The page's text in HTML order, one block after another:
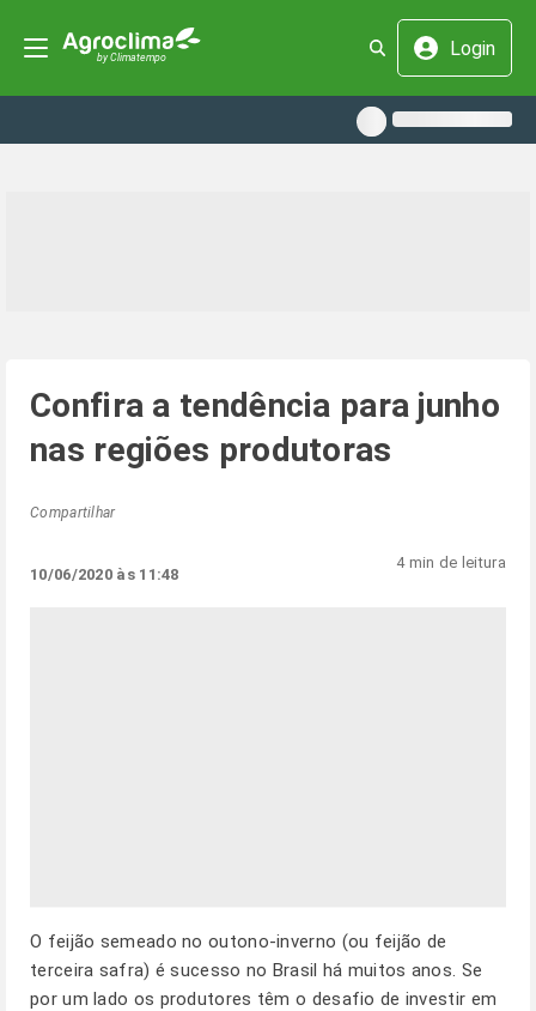
Login
Confira a tendência para junho
nas regiões produtoras
Compartilhar
10/06/2020 às 11:48
4 min de leitura
O feijão semeado no outono-inverno (ou feijão de
terceira safra) é sucesso no Brasil há muitos anos. Se
por um lado os produtores têm o desafio de investir em